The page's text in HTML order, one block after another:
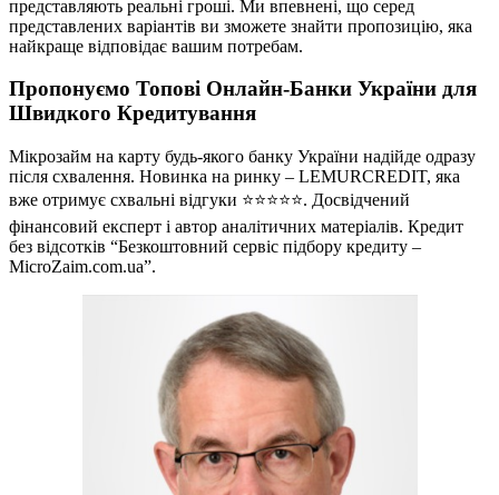
представляють реальні гроші. Ми впевнені, що серед
представлених варіантів ви зможете знайти пропозицію, яка
найкраще відповідає вашим потребам.
Пропонуємо Топові Онлайн-Банки України для
Швидкого Кредитування
Мікрозайм на карту будь-якого банку України надійде одразу
після схвалення. Новинка на ринку – LEMURCREDIT, яка
вже отримує схвальні відгуки ⭐⭐⭐⭐⭐. Досвідчений
фінансовий експерт і автор аналітичних матеріалів. Кредит
без відсотків “Безкоштовний сервіс підбору кредиту –
MicroZaim.com.ua”.